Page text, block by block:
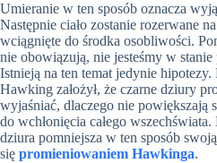
Umieranie w ten sposób oznacza
Następnie ciało zostanie rozerwane
wciągnięte do środka osobliwości.
nie obowiązują, nie jesteśmy w
Istnieją na ten temat jedynie
Hawking założył, że czarne dziury
wyjaśniać, dlaczego nie powiększają
do wchłonięcia całego
dziura pomniejsza w ten sposób
się promieniowaniem Hawkinga.